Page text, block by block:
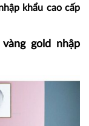
khẩu cao cấp
gold nhập